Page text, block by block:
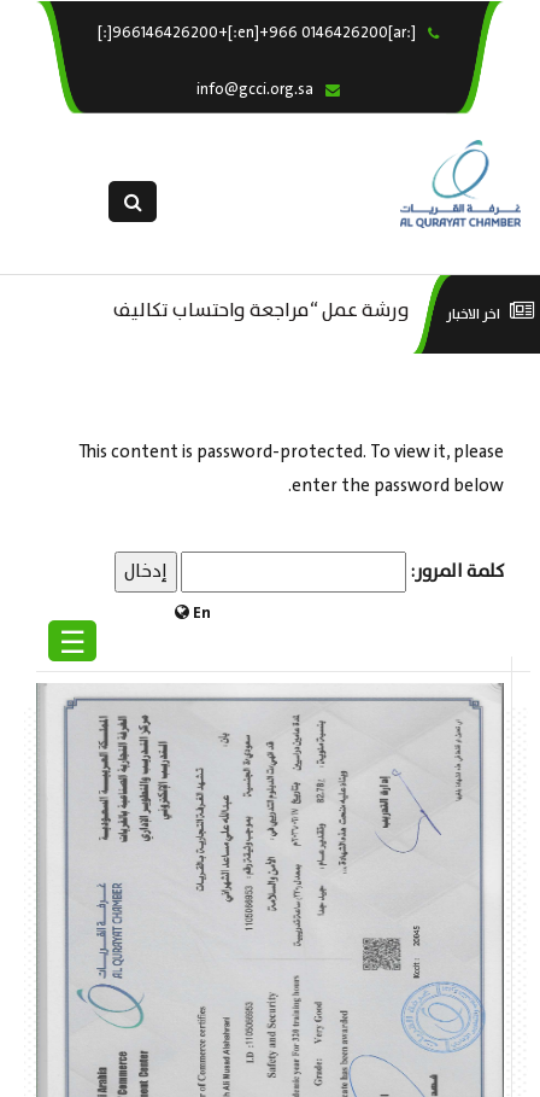
[:ar]966146426200+[:en]+966 0146426200[:]
En
☰
×
خدماتنا
التقديم الالكترونى
اخر الاخبار ورشة عمل “مراجعة واحتساب تكاليف
This content is password-protected. To view it, please
enter the password below.
كلمة المرور: